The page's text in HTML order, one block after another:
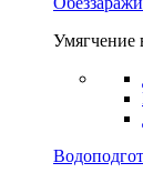
Умягчение